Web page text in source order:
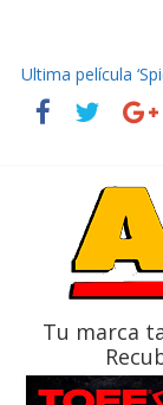
El costo de
decidir
Ultima película
BMW
¿Qué puede
La Vuelta al
La FEDAK
Vuelta
Tu marca